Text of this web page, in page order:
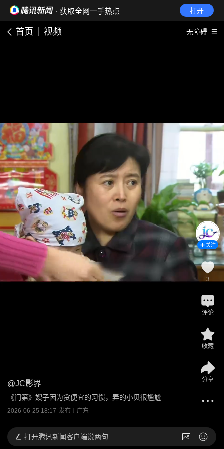
· 获取全网一手热点 打开
首页 视频 无障碍
@JC影界
《门第》嫂子因为贪便宜的习惯，弄的小贝很尴尬
2026-06-25 18:17 发布于广东
关注
3
评论
收藏
分享
打开腾讯新闻客户端说两句